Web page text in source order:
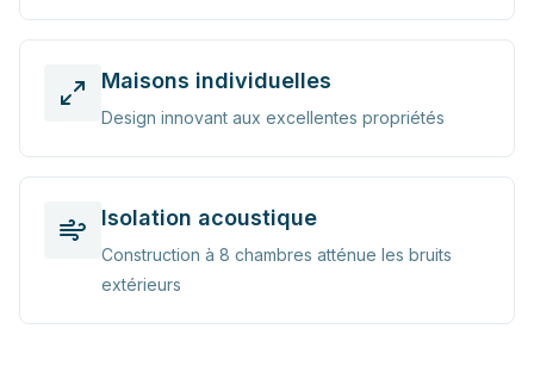
Maisons individuelles
Design innovant aux excellentes propriétés
Isolation acoustique
Construction à 8 chambres atténue les bruits
extérieurs